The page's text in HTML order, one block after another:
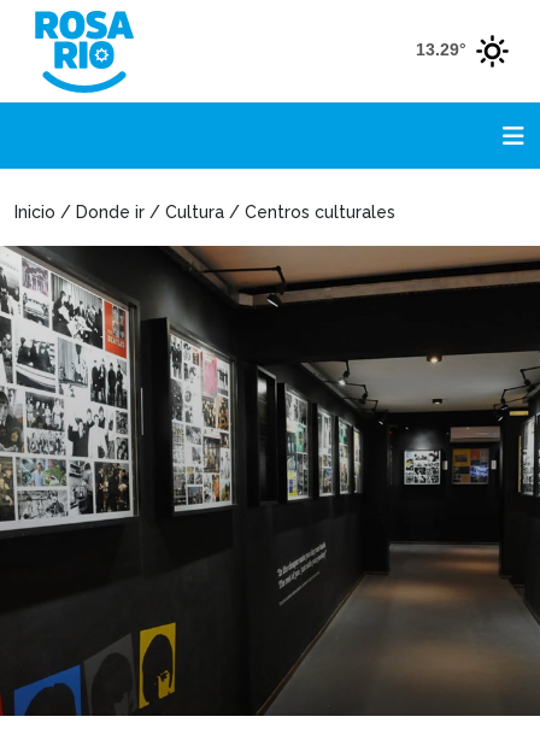
13.29°
Inicio / Donde ir / Cultura / Centros culturales